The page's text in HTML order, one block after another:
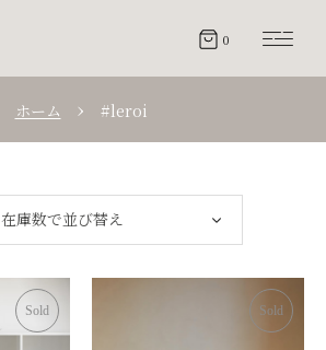
0
ホーム #leroi
在庫数で並び替え
Sold Sold